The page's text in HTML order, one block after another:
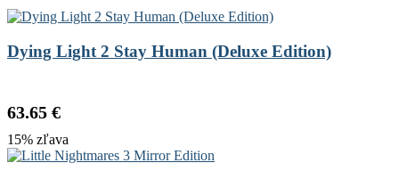
Dying Light 2 Stay Human (Deluxe Edition)
63.65 €
15% zľava